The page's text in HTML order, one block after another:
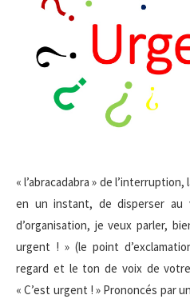
« l’abracadabra » de
en un instant, de disperser
d’organisation, je veux parler,
urgent ! » (le point
regard et le ton de voix de
« C’est urgent ! » Prononcés par